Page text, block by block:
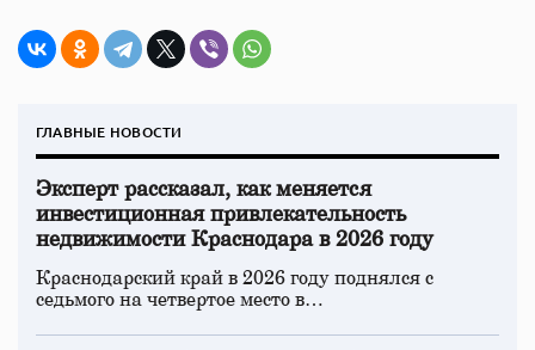
ГЛАВНЫЕ НОВОСТИ
Эксперт рассказал, как меняется
инвестиционная привлекательность
недвижимости Краснодара в 2026 году
Краснодарский край в 2026 году поднялся с
седьмого на четвертое место в…